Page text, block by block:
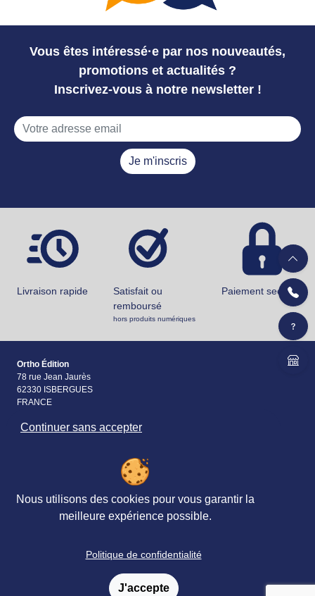
Vous êtes intéressé·e par nos nouveautés,
promotions et actualités ?
Inscrivez-vous à notre newsletter !
Je m'inscris
Livraison rapide
Satisfait ou
remboursé
hors produits numériques
Paiement securisé
Ortho Édition
78 rue Jean Jaurès
62330 ISBERGUES
FRANCE
+33 (0)3 21 61 94 94
Matériels & Ouvrages
Évaluations
Continuer sans accepter
Nous utilisons des cookies pour vous garantir la
meilleure expérience possible.
Politique de confidentialité
J'accepte